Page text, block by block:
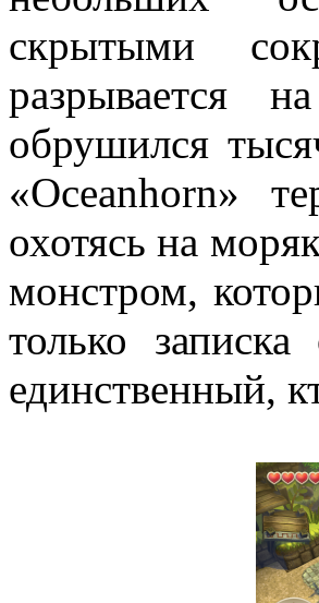
скрытыми
разрывается
обрушился
«Oceanhorn»
охотясь на
монстром,
только
единственный,